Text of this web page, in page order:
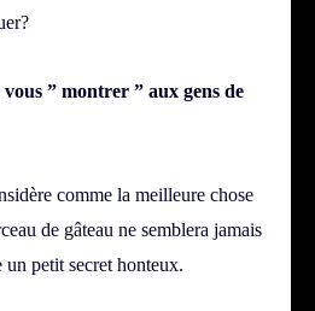
” montrer ” aux gens de
comme la meilleure chose
de gâteau ne semblera jamais
petit secret honteux.